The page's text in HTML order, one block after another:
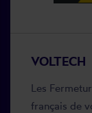
VOLTECH
Les
français de